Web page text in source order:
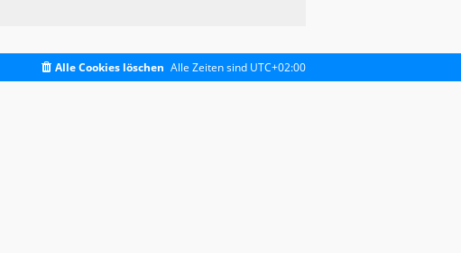
Alle Zeiten sind UTC+02:00
Alle Cookies löschen